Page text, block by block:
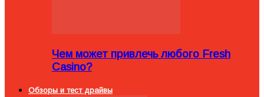
Чем может привлечь любого Fresh
Casino?
Обзоры и тест драйвы